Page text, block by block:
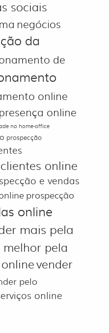
sociais
negócios
da
de
online
online
no home-office
prospecção
online
e vendas
prospecção
online
mais pela
melhor pela
vender
pelo
online